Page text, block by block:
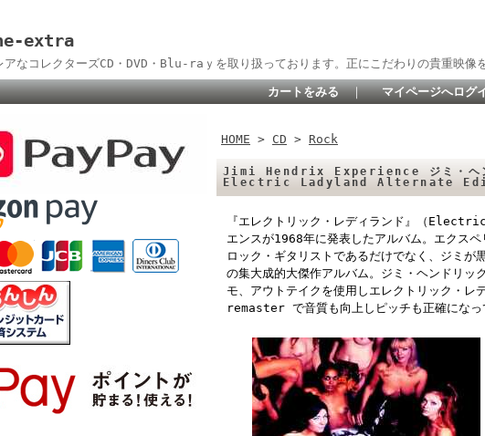
extra
アなコレクターズCD・DVD・Blu-raｙを取り扱っております。正にこだわりの貴重映像
カートをみる ｜ マイページへログ
HOME > CD > Rock
Jimi Hendrix Experience ジミ・ヘンド
Electric Ladyland Alternate
『エレクトリック・レディランド』（
エンスが1968年に発表したアルバム。エクス
ロック・ギタリストであるだけでなく、ジミが
の集大成的大傑作アルバム。ジミ・ヘンドリッ
モ、アウトテイクを使用しエレクトリック・
remaster で音質も向上しピッチも正確になっ